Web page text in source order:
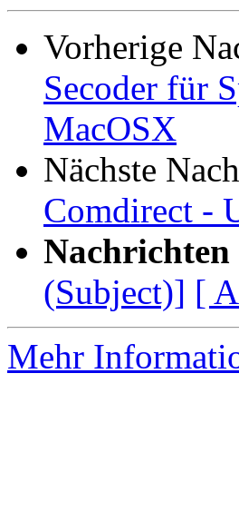
Vorherige
Secoder für
MacOSX
Nächste
Comdirect -
(Subject)] [
Mehr